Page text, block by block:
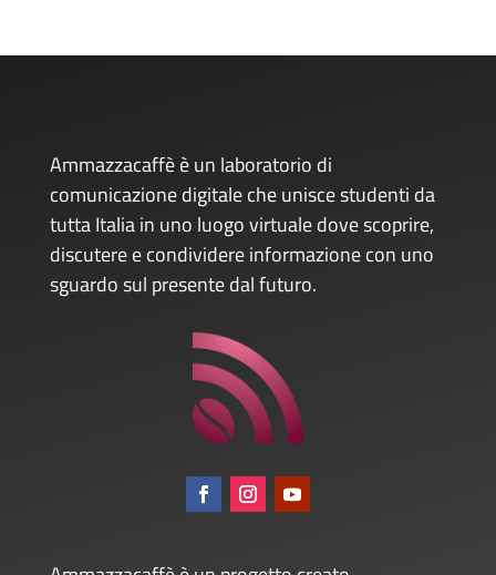
Ammazzacaffè è un laboratorio di
comunicazione digitale che unisce studenti da
tutta Italia in uno luogo virtuale dove scoprire,
discutere e condividere informazione con uno
sguardo sul presente dal futuro.